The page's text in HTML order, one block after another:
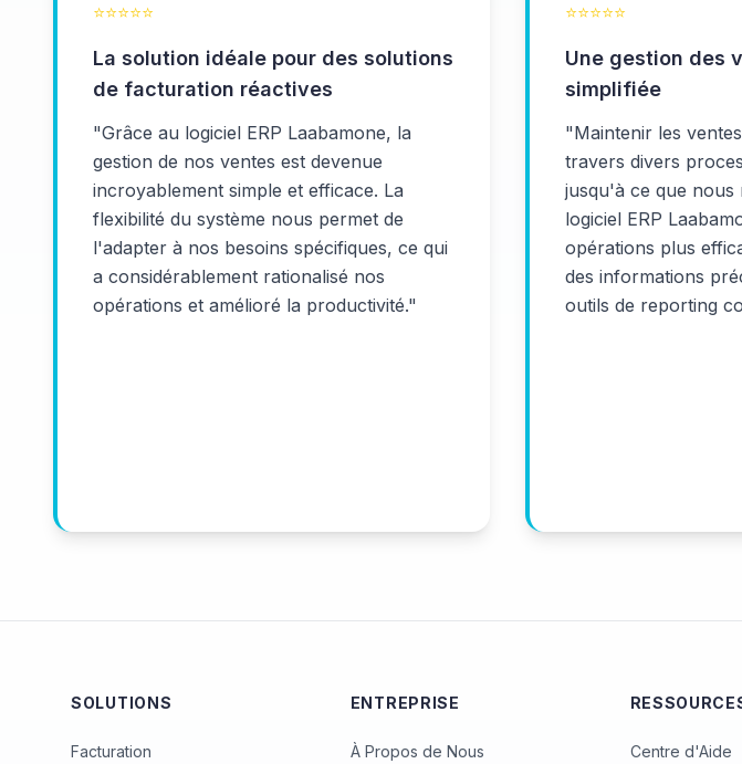
⭐⭐⭐⭐⭐
La solution idéale pour des solutions
de facturation réactives
"Grâce au logiciel ERP Laabamone, la
gestion de nos ventes est devenue
incroyablement simple et efficace. La
flexibilité du système nous permet de
l'adapter à nos besoins spécifiques, ce qui
a considérablement rationalisé nos
opérations et amélioré la productivité."
⭐⭐⭐⭐⭐
Une gestion des
simplifiée
"Maintenir les
travers divers
jusqu'à ce que
logiciel ERP
opérations plus
des informations
outils de reporting
SOLUTIONS
Facturation
ENTREPRISE
À Propos de Nous Centre d'Aide